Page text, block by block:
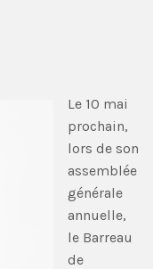
Le 10 mai
prochain,
lors de son
assemblée
générale
annuelle,
le Barreau
de